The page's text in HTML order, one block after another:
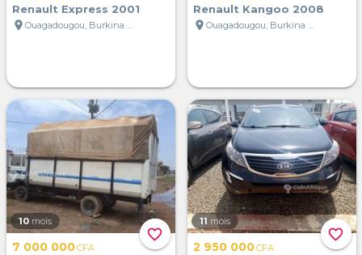
Renault Express 2001
location_on
Ouagadougou, Burkina Faso
Renault Kangoo 2008
location_on
Ouagadougou, Burkina Faso
favorite_border
10 mois
7 000 000CFA
favorite_border
11 mois
2 950 000CFA